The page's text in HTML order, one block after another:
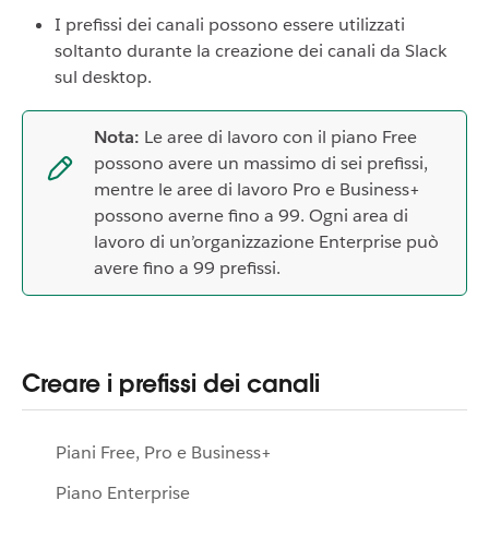
I prefissi dei canali possono essere utilizzati
soltanto durante la creazione dei canali da Slack
sul desktop.
Nota: Le aree di lavoro con il piano Free
possono avere un massimo di sei prefissi,
mentre le aree di lavoro Pro e Business+
possono averne fino a 99. Ogni area di
lavoro di un’organizzazione Enterprise può
avere fino a 99 prefissi.
Creare i prefissi dei canali
Piani Free, Pro e Business+
Piano Enterprise